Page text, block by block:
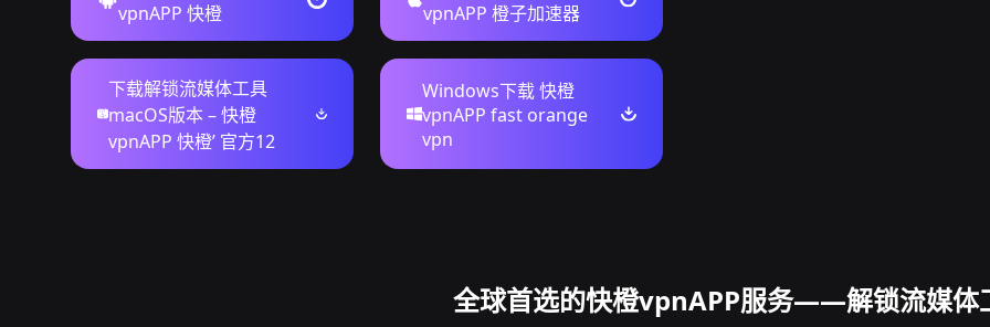
vpnAPP 快橙
vpnAPP 橙子加速器
下载解锁流媒体工具
macOS版本 – 快橙
vpnAPP 快橙’ 官方12
Windows下载 快橙
vpnAPP fast orange
vpn
全球首选的快橙vpnAPP服务——解锁流媒体